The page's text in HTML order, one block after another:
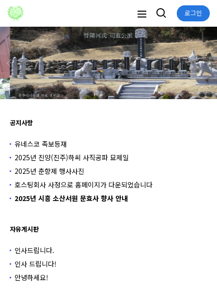
로그인
공지사항
유네스코 족보등재
2025년 진양(진주)하씨 사직공파 묘제일
2025년 춘향제 행사사진
호스팅회사 사정으로 홈페이지가 다운되었습니다
2025년 시흥 소산서원 문효사 향사 안내
자유게시판
인사드립니다.
인사 드립니다!
안녕하세요!